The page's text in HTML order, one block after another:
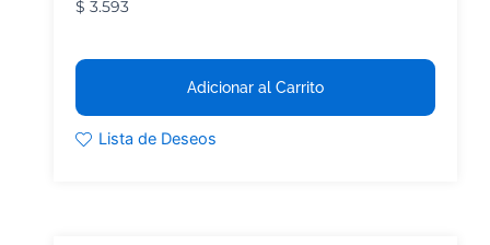
$ 3.593
Adicionar al Carrito
Lista de Deseos